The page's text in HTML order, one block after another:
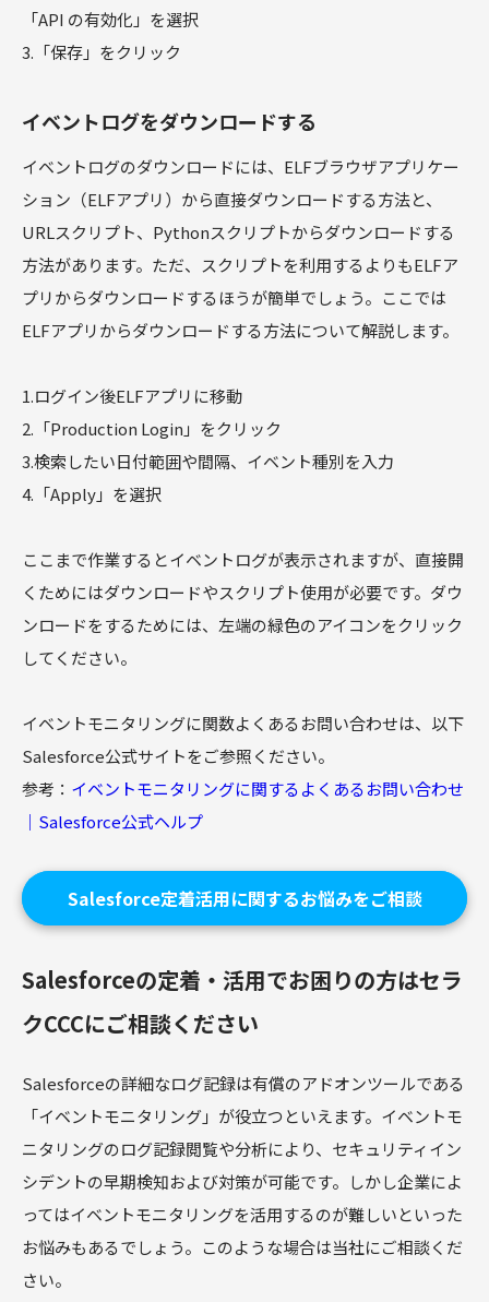
「API の有効化」を選択
3.「保存」をクリック
イベントログをダウンロードする
イベントログのダウンロードには、ELFブラウザアプリケー
ション（ELFアプリ）から直接ダウンロードする方法と、
URLスクリプト、Pythonスクリプトからダウンロードする
方法があります。ただ、スクリプトを利用するよりもELFア
プリからダウンロードするほうが簡単でしょう。ここでは
ELFアプリからダウンロードする方法について解説します。
1.ログイン後ELFアプリに移動
2.「Production Login」をクリック
3.検索したい日付範囲や間隔、イベント種別を入力
4.「Apply」を選択
ここまで作業するとイベントログが表示されますが、直接開
くためにはダウンロードやスクリプト使用が必要です。ダウ
ンロードをするためには、左端の緑色のアイコンをクリック
してください。
イベントモニタリングに関数よくあるお問い合わせは、以下
Salesforce公式サイトをご参照ください。
参考： イベントモニタリングに関するよくあるお問い合わせ
｜Salesforce公式ヘルプ
Salesforce定着活用に関するお悩みをご相談
Salesforceの定着・活用でお困りの方はセラ
クCCCにご相談ください
Salesforceの詳細なログ記録は有償のアドオンツールである
「イベントモニタリング」が役立つといえます。イベントモ
ニタリングのログ記録閲覧や分析により、セキュリティイン
シデントの早期検知および対策が可能です。しかし企業によ
ってはイベントモニタリングを活用するのが難しいといった
お悩みもあるでしょう。このような場合は当社にご相談くだ
さい。